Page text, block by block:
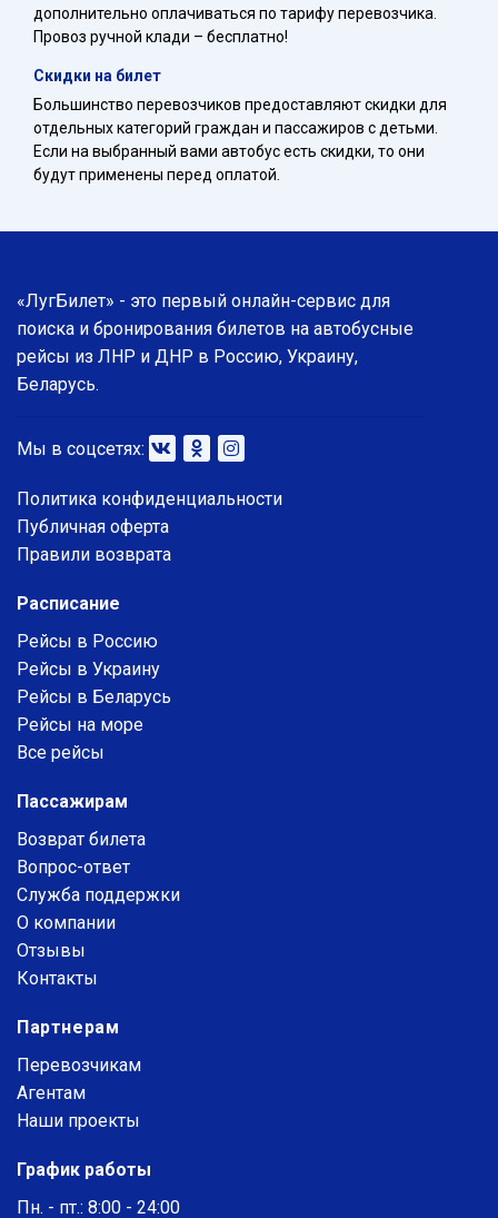
дополнительно оплачиваться по тарифу перевозчика.
Провоз ручной клади – бесплатно!
Скидки на билет
Большинство перевозчиков предоставляют скидки для
отдельных категорий граждан и пассажиров с детьми.
Если на выбранный вами автобус есть скидки, то они
будут применены перед оплатой.
«ЛугБилет» - это первый онлайн-сервис для
поиска и бронирования билетов на автобусные
рейсы из ЛНР и ДНР в Россию, Украину,
Беларусь.
Мы в соцсетях:
Политика конфиденциальности
Публичная оферта
Правили возврата
Расписание
Рейсы в Россию
Рейсы в Украину
Рейсы в Беларусь
Рейсы на море
Все рейсы
Пассажирам
Возврат билета
Вопрос-ответ
Служба поддержки
О компании
Отзывы
Контакты
Партнерам
Перевозчикам
Агентам
Наши проекты
График работы
Пн. - пт.: 8:00 - 24:00